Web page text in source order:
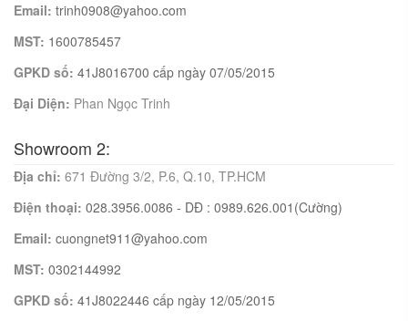
Email: trinh0908@yahoo.com
MST: 1600785457
GPKD số: 41J8016700 cấp ngày 07/05/2015
Đại Diện: Phan Ngọc Trinh
Showroom 2:
Địa chỉ: 671 Đường 3/2, P.6, Q.10, TP.HCM
Điện thoại: 028.3956.0086 - DĐ : 0989.626.001(Cường)
Email: cuongnet911@yahoo.com
MST: 0302144992
GPKD số: 41J8022446 cấp ngày 12/05/2015